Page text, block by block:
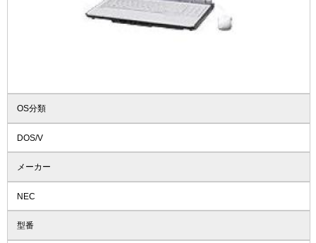
OS分類
DOS/V
メーカー
NEC
型番